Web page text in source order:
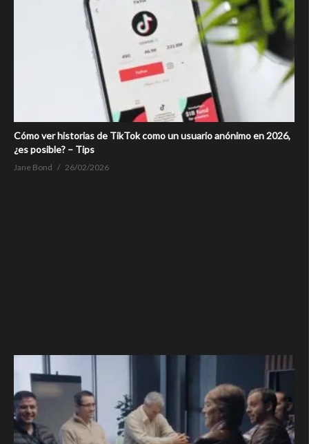
Cómo ver historias de TikTok como un usuario anónimo en 2026,
¿es posible? – Tips
Jane Bond 26/02/2026